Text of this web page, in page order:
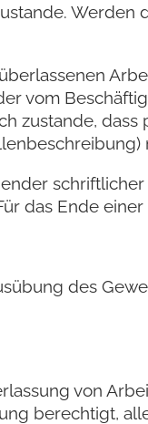
Werden
vom
zustande,
das Ende
des
von
berechtigt,